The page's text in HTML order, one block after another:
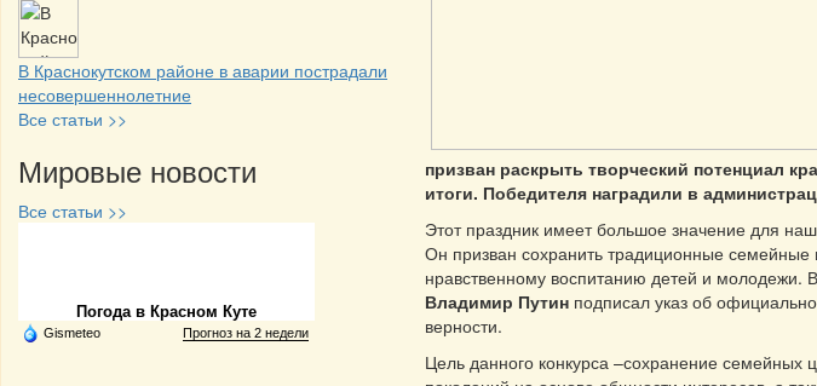
В Краснокутском районе в аварии пострадали
несовершеннолетние
Все статьи >>
Мировые новости
Все статьи >>
Погода в Красном Куте
Gismeteo Прогноз на 2 недели
призван раскрыть творческий потенциал
итоги. Победителя наградили в
Этот праздник имеет большое значение для
Он призван сохранить традиционные семейные
нравственному воспитанию детей и молодежи.
Владимир Путин подписал указ об
верности.
Цель данного конкурса –сохранение семейных